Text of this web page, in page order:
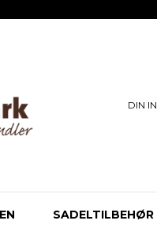
DIN
SADELTILBEHØR